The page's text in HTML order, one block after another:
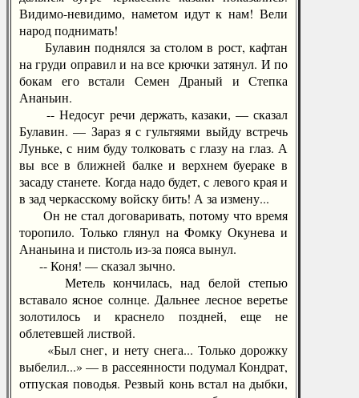
Видимо-невидимо, наметом идут к нам! Вели
народ поднимать!
Булавин поднялся за столом в рост, кафтан
на груди оправил и на все крючки затянул. И по
бокам его встали Семен Драный и Степка
Ананьин.
-- Недосуг речи держать, казаки, — сказал
Булавин. — Зараз я с гультяями выйду встречь
Луньке, с ним буду толковать с глазу на глаз. А
вы все в ближней балке и верхнем буераке в
засаду станете. Когда надо будет, с левого края и
в зад черкасскому войску бить! А за измену...
Он не стал договаривать, потому что время
торопило. Только глянул на Фомку Окунева и
Ананьина и пистоль из-за пояса вынул.
-- Коня! — сказал зычно.
Метель кончилась, над белой степью
вставало ясное солнце. Дальнее лесное веретье
золотилось и краснело поздней, еще не
облетевшей листвой.
«Был снег, и нету снега... Только дорожку
выбелил...» — в рассеянности подумал Кондрат,
отпуская поводья. Резвый конь встал на дыбки,